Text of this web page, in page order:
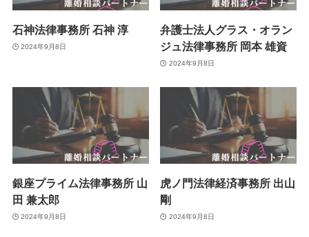
石神法律事務所 石神 淳
2024年9月8日
弁護士法人グラス・オラン
ジュ法律事務所 岡本 雄資
2024年9月8日
銀座プライム法律事務所 山
田 兼太郎
2024年9月8日
虎ノ門法律経済事務所 出山
剛
2024年9月8日